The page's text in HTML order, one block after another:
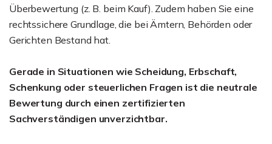
Überbewertung (z. B. beim Kauf). Zudem haben Sie eine
rechtssichere Grundlage, die bei Ämtern, Behörden oder
Gerichten Bestand hat.
Gerade in Situationen wie Scheidung, Erbschaft,
Schenkung oder steuerlichen Fragen ist die neutrale
Bewertung durch einen zertifizierten
Sachverständigen unverzichtbar.